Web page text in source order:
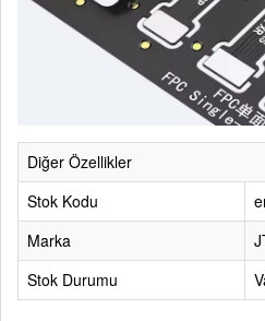
Diğer Özellikler
Stok Kodu
Marka
Stok Durumu